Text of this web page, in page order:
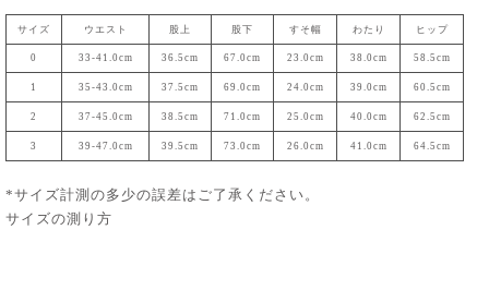
サイズ ウエスト 股上 股下 すそ幅 わたり ヒップ
0 33-41.0cm 36.5cm 67.0cm 23.0cm 38.0cm 58.5cm
1 35-43.0cm 37.5cm 69.0cm 24.0cm 39.0cm 60.5cm
2 37-45.0cm 38.5cm 71.0cm 25.0cm 40.0cm 62.5cm
3 39-47.0cm 39.5cm 73.0cm 26.0cm 41.0cm 64.5cm
*サイズ計測の多少の誤差はご了承ください。
サイズの測り方